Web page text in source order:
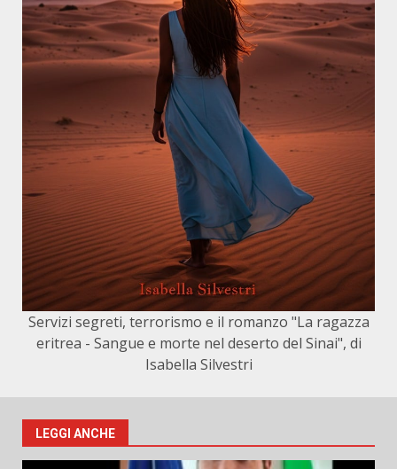
Servizi segreti, terrorismo e il romanzo "La ragazza
eritrea - Sangue e morte nel deserto del Sinai", di
Isabella Silvestri
LEGGI ANCHE